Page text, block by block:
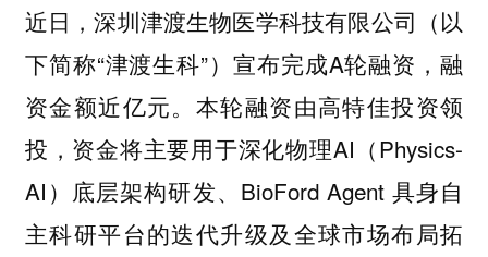
近日，深圳津渡生物医学科技有限公司（以
下简称“津渡生科”）宣布完成A轮融资，融
资金额近亿元。本轮融资由高特佳投资领
投，资金将主要用于深化物理AI（Physics-
AI）底层架构研发、BioFord Agent 具身自
主科研平台的迭代升级及全球市场布局拓